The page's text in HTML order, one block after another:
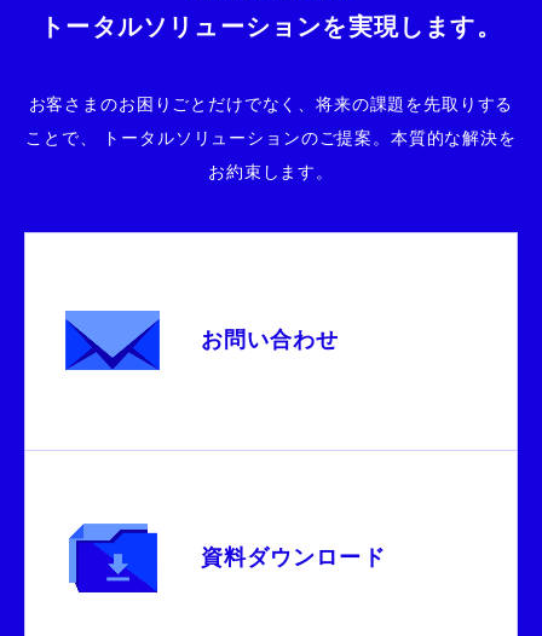
トータルソリューションを実現します。
お客さまのお困りごとだけでなく、将来の課題を先取りする
ことで、
トータルソリューションのご提案。本質的な解決を
お約束します。
お問い合わせ
資料ダウンロード